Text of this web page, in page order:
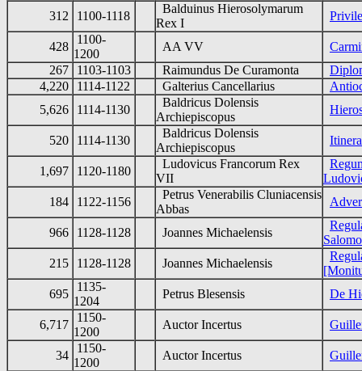
312 1100-1118
Balduinus Hierosolymarum
Rex I
428
1100-
1200
AA VV
267
1103-1103 Raimundus De Curamonta
4,220
1114-1122 Galterius Cancellarius
5,626
1114-1130
Baldricus Dolensis
Archiepiscopus
520 1114-1130
Baldricus Dolensis
Archiepiscopus
1,697 1120-1180
Ludovicus Francorum Rex
VII
184
1122-1156
Petrus Venerabilis Cluniacensis
Abbas
966 1128-1128 Joannes Michaelensis
215
1128-1128 Joannes Michaelensis
695
1135-
1204
Petrus Blesensis De
6,717
1150-
1200
Auctor Incertus
34
1150-
1200
Auctor Incertus